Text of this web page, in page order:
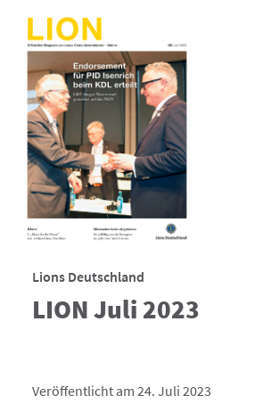
Lions Deutschland
LION Juli 2023
Veröffentlicht am 24. Juli 2023